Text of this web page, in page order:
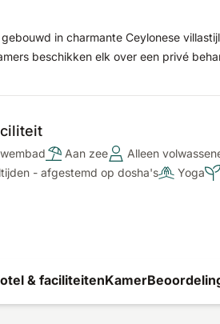
in charmante Ceylonese
beschikken elk over een privé
Aan zee Alleen
- afgestemd op dosha's
Yoga
& faciliteitenKamer